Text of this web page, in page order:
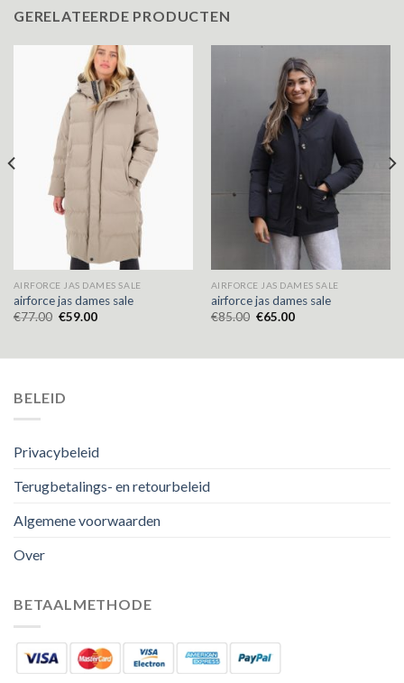
GERELATEERDE PRODUCTEN
AIRFORCE JAS DAMES SALE
airforce jas dames sale
€77.00 €59.00
AIRFORCE JAS DAMES SALE
airforce jas dames sale
€85.00 €65.00
BELEID
Privacybeleid
Terugbetalings- en retourbeleid
Algemene voorwaarden
Over
BETAALMETHODE